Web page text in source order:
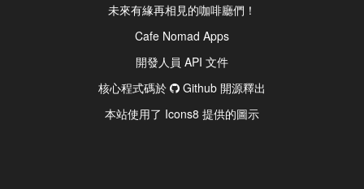
未來有緣再相見的咖啡廳們！
Cafe Nomad Apps
開發人員 API 文件
核心程式碼於
Github 開源釋出
本站使用了 Icons8 提供的圖示